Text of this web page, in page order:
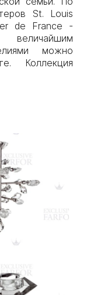
St. Louis
de France -
величайшим
можно
Коллекция